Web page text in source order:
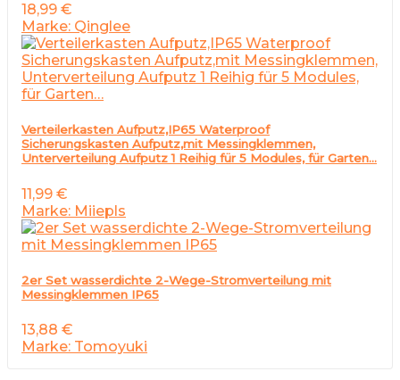
18,99 €
Marke: Qinglee
Verteilerkasten Aufputz,IP65 Waterproof
Sicherungskasten Aufputz,mit Messingklemmen,
Unterverteilung Aufputz 1 Reihig für 5 Modules, für Garten…
11,99 €
Marke: Miiepls
2er Set wasserdichte 2-Wege-Stromverteilung mit
Messingklemmen IP65
13,88 €
Marke: Tomoyuki